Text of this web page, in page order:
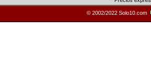
© 2002/2022 Solo10.com